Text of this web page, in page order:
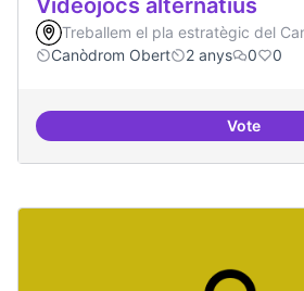
Treballem el pla estratègic del
Canòdrom Obert
2 anys 0 0
Vote